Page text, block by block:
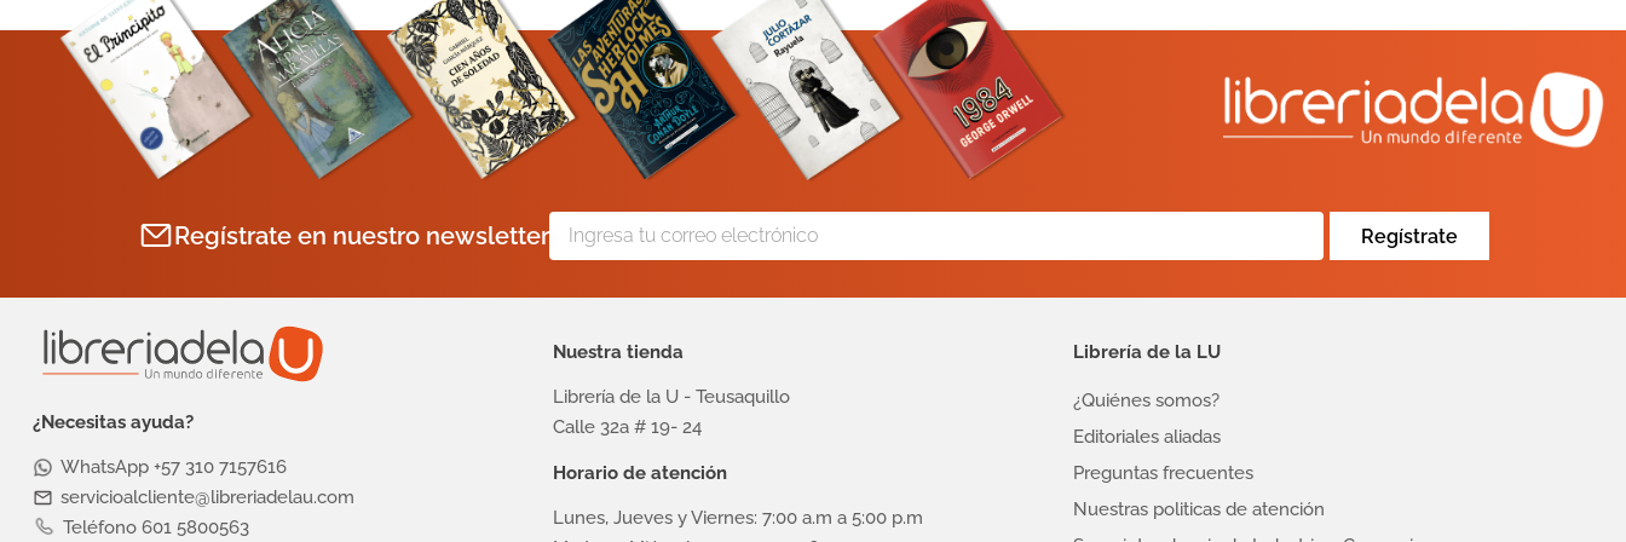
Regístrate en nuestro newsletter Regístrate
¿Necesitas ayuda?
WhatsApp +57 310 7157616
servicioalcliente@libreriadelau.com
Teléfono 601 5800563
Nuestra tienda
Librería de la U - Teusaquillo
Calle 32a # 19- 24
Horario de atención
Lunes, Jueves y Viernes: 7:00 a.m a 5:00 p.m
Librería de la LU
¿Quiénes somos?
Editoriales aliadas
Preguntas frecuentes
Nuestras politicas de atención